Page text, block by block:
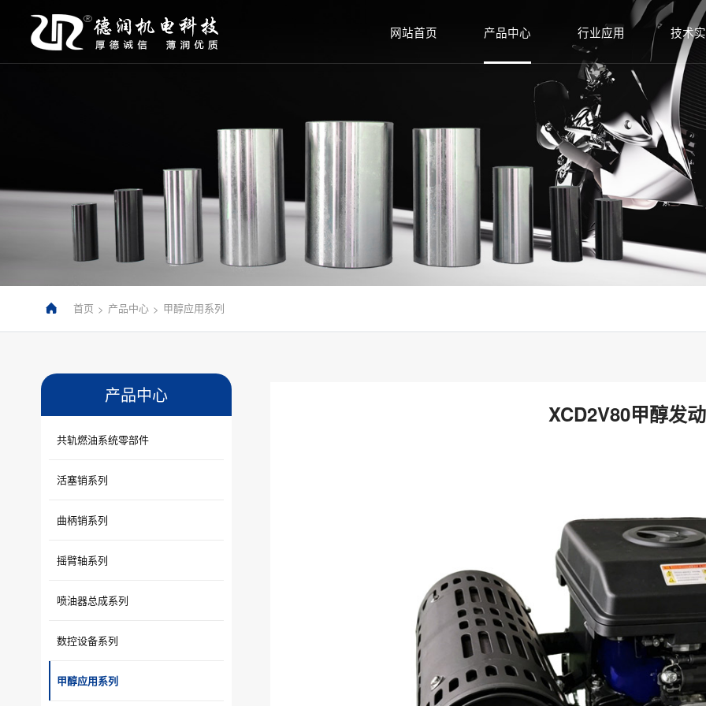
网站首页 产品中心
共轨燃油系统零部件
喷油器总成系列
甲醇应用系列
工程刀具系列
其他精密部件
行业应用
摩托车发动机
柴油发动机燃油系统
商用车动力系统
通用汽油机
出口定制
技术
研发
生产
质量
 首页 > 产品中心 > 甲醇应用系列
产品中心
共轨燃油系统零部件
活塞销系列
曲柄销系列
摇臂轴系列
喷油器总成系列
数控设备系列
甲醇应用系列
XCD2V80甲醇发